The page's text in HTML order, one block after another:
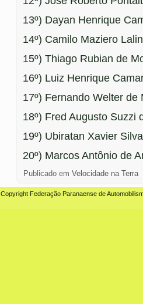
13º) Dayan Henrique
14º) Camilo Maziero
15º) Thiago Rubian de
16º) Luiz Henrique
17º) Fernando Welter de
18º) Fred Augusto Suzzi
19º) Ubiratan Xavier
20º) Marcos Antônio de
Publicado em Velocidade na Terra
Copyright Federação Paranaense de